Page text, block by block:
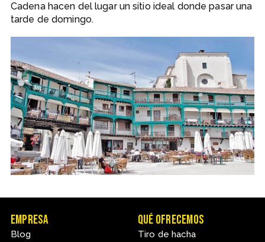
Cadena hacen del lugar un sitio ideal donde pasar una
tarde de domingo.
Empresa
Blog
Qué ofrecemos
Tiro de hacha